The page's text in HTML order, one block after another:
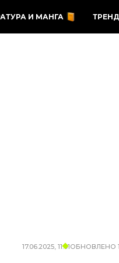
И МАНГА
17.06.2025, 11:01ОБНОВЛЕНО